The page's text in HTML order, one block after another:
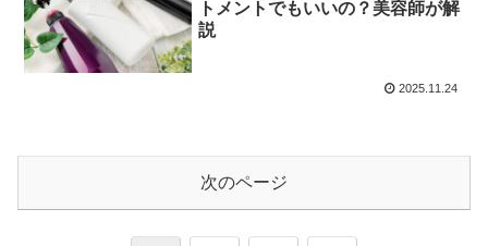
トメントでもいいの？美容師が解
説
2025.11.24
次のページ